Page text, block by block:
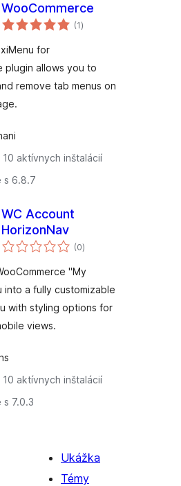
WooCommerce
(1celkové
hodnotenie
)
for
plugin allows you to
remove tab menus on
aktívnych inštalácií
s 6.8.7
WC Account
HorizonNav
(0celkové
hodnotenie
)
"My
into a fully customizable
with styling options for
views.
aktívnych inštalácií
s 7.0.3
Ukážka
Témy